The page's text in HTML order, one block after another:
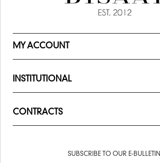
MY ACCOUNT
INSTITUTIONAL
CONTRACTS
SUBSCRIBE TO OUR E-BULLETIN